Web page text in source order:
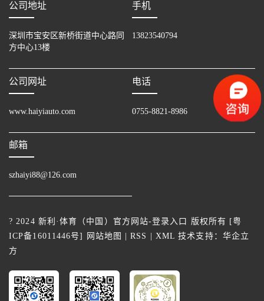
公司地址
深圳市宝安区新桥街道中心路同
方中心13楼
手机
13823540794
公司网址
www.haiyiauto.com
电话
0755-8821-8986
邮箱
szhaiyi88@126.com
? 2024 新利·体育（中国）官方网站-登录入口 版权所有 [粤
ICP备16011446号] 网站地图 |RSS XML 技术支持： 华企立
方